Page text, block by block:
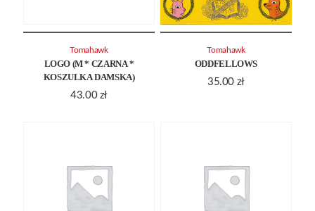
LOGO (M * CZARNA *
KOSZULKA DAMSKA)
43.00 zł
Tomahawk
ODDFELLOWS
35.00 zł
Tomahawk